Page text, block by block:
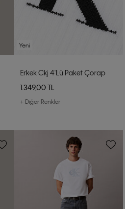
Yeni
Erkek Ckj 4'lü Paket Çorap
1.349,00 TL
+ Diğer Renkler